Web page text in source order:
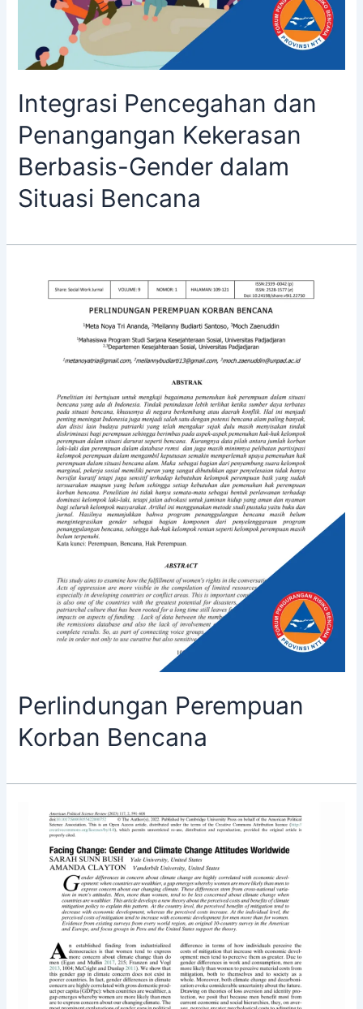
Integrasi Pencegahan dan
Penangangan Kekerasan
Berbasis-Gender dalam
Situasi Bencana
Perlindungan Perempuan
Korban Bencana